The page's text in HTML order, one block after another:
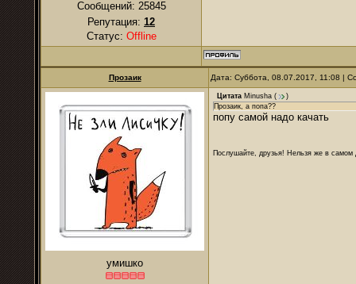
Сообщений: 25845
Репутация: 12
Статус: Offline
Прозаик Дата: Суббота, 08.07.2017, 11:08 |
умишко
Цитата Minusha (
)
Прозаик, а попа??
попу самой надо качать
Послушайте, друзья! Нельзя же в самом